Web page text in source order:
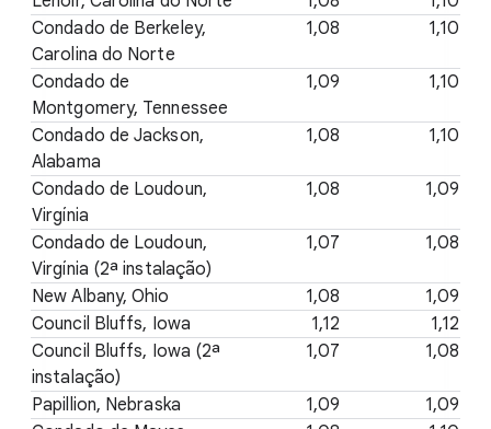
Condado de Berkeley,
Carolina do Norte
1,08 1,10
Condado de
Montgomery, Tennessee
1,09 1,10
Condado de Jackson,
Alabama
1,08 1,10
Condado de Loudoun,
Virgínia
1,08 1,09
Condado de Loudoun,
Virgínia (2ª instalação)
1,07 1,08
New Albany, Ohio 1,08
1,09
Council Bluffs, Iowa
1,12
1,12
Council Bluffs, Iowa (2ª
instalação)
1,07 1,08
Papillion, Nebraska 1,09
1,09